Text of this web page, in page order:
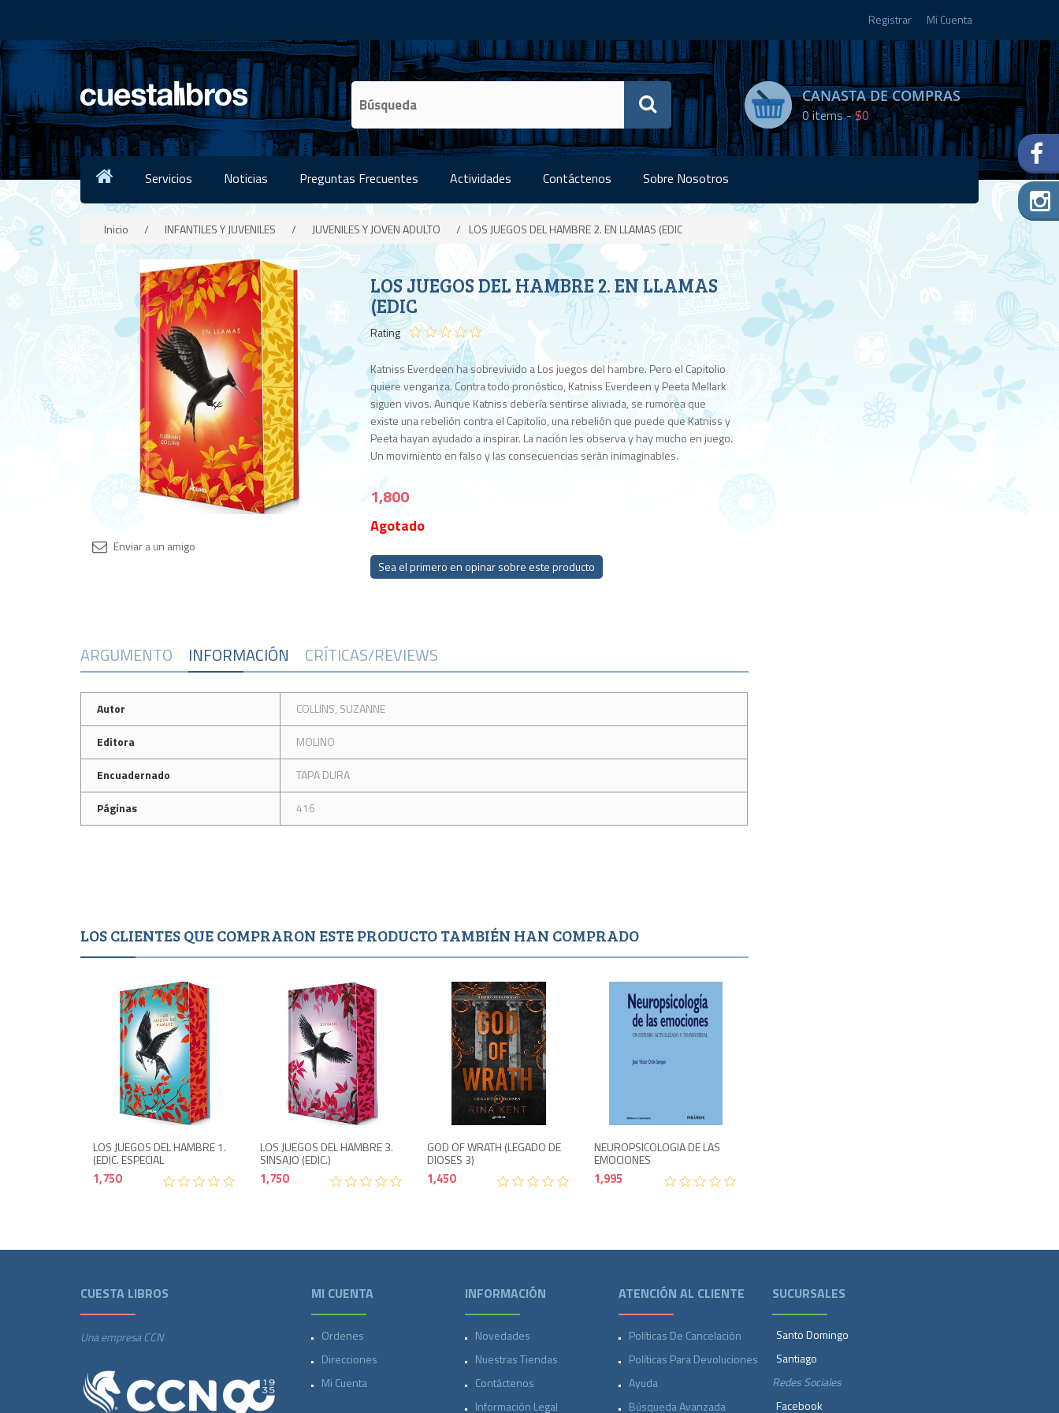
Registrar Mi Cuenta
CANASTA DE COMPRAS
0items -$0
Servicios Noticias Preguntas Frecuentes Actividades Contáctenos Sobre Nosotros
Inicio / INFANTILES Y JUVENILES / JUVENILES Y JOVEN ADULTO / LOS JUEGOS DEL HAMBRE 2. EN LLAMAS (EDIC
LOS JUEGOS DEL HAMBRE 2. EN LLAMAS
(EDIC
Rating
Katniss Everdeen ha sobrevivido a Los juegos del hambre. Pero el Capitolio
quiere venganza. Contra todo pronóstico, Katniss Everdeen y Peeta Mellark
siguen vivos. Aunque Katniss debería sentirse aliviada, se rumorea que
existe una rebelión contra el Capitolio, una rebelión que puede que Katniss y
Peeta hayan ayudado a inspirar. La nación les observa y hay mucho en juego.
Un movimiento en falso y las consecuencias serán inimaginables.
Disponibilidad:
Agotado
1,800
Agotado
Sea el primero en opinar sobre este producto
ARGUMENTO INFORMACIÓN CRÍTICAS/REVIEWS
Autor
COLLINS, SUZANNE
Editora
MOLINO
Encuadernado
TAPA DURA
Páginas
416
LOS CLIENTES QUE COMPRARON ESTE PRODUCTO TAMBIÉN HAN COMPRADO
LOS JUEGOS DEL HAMBRE 1.
(EDIC. ESPECIAL
1,750
Agotado
LOS JUEGOS DEL HAMBRE 3.
SINSAJO (EDIC.)
1,750
GOD OF WRATH (LEGADO DE
DIOSES 3)
1,450
NEUROPSICOLOGIA DE LAS
EMOCIONES
1,995
CUESTA LIBROS
Una empresa CCN
MI CUENTA
Ordenes
Direcciones
Mi Cuenta
INFORMACIÓN
Novedades
Nuestras Tiendas
Contáctenos
Información Legal
ATENCIÓN AL CLIENTE
Políticas De Cancelación
Políticas Para Devoluciones
Ayuda
Búsqueda Avanzada
SUCURSALES
Santo Domingo
Santiago
Redes Sociales
Facebook